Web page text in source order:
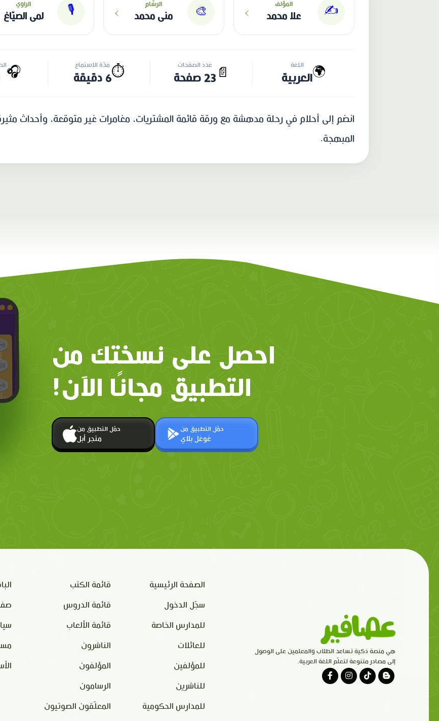
✍️ المؤلف
علا محمد ›
🎨
الرسّام
منى محمد ›
🎙 الراوي
لمى الصيّاغ
🌍 اللغة
العربية 📄
عدد الصفحات
23 صفحة ⏱️ مدّة الاستماع
6 دقيقة 🎧
انضم إلى أحلام في رحلة مدهشة مع ورقة قائمة المشتريات، مغامرات غير متوقعة، وأحداث
المبهجة.
احصل على نسختك من
التطبيق مجانًا الآن!
حمّل التطبيق من
متجر أبل
حمّل التطبيق من
غوغل بلاي
هي منصة ذكية تساعد الطلاب والمعلمين على الوصول
إلى مصادر متنوعة لتعلّم اللغة العربية.
الصفحة الرئيسية
سجّل الدخول
للمدارس الخاصة
للعائلات
للمؤلفين
للناشرين
للمدارس الحكومية
قائمة الكتب
قائمة الدروس
قائمة الألعاب
الناشرون
المؤلفون
الرسامون
المعلّقون الصوتيون